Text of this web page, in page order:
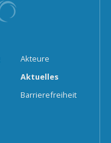
Akteure
Aktuelles
Barrierefreiheit